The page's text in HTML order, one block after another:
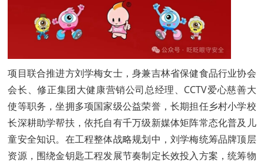
项目联合推进方刘学梅女士，身兼吉林省保健食品行业协会
会长、修正集团大健康营销公司总经理、CCTV爱心慈善大
使等职务，坐拥多项国家级公益荣誉，长期担任乡村小学校
长深耕助学帮扶，依托自有千万级新媒体矩阵常态化普及儿
童安全知识。在工程整体战略规划中，刘学梅统筹品牌顶层
资源，围绕金钥匙工程发展节奏制定长效投入方案，统筹物